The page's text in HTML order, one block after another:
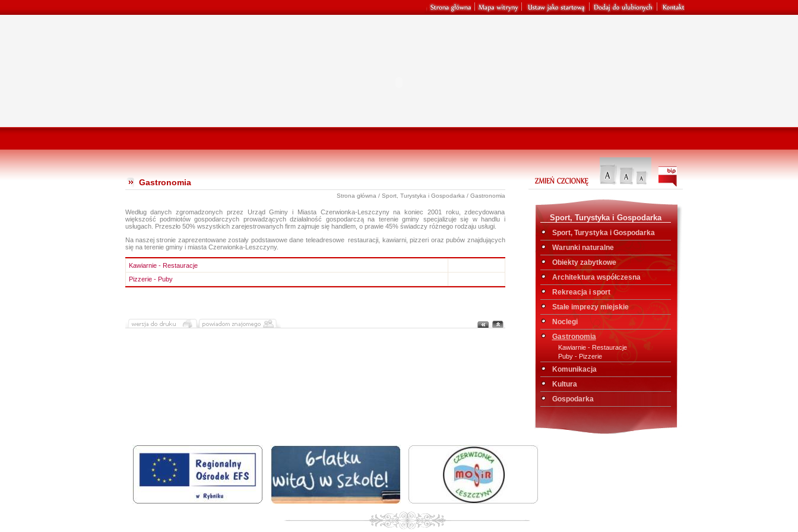
Gastronomia
Strona główna / Sport, Turystyka i Gospodarka / Gastronomia
Według danych zgromadzonych przez Urząd Gminy i Miasta Czerwionka-Leszczyny na koniec 2001 roku, zdecydowana
większość podmiotów gospodarczych prowadzących działalność gospodarczą na terenie gminy specjalizuje się w handlu i
usługach. Przeszło 50% wszystkich zarejestrowanych firm zajmuje się handlem, o prawie 45% świadczy różnego rodzaju usługi.
Na naszej stronie zaprezentowane zostały podstawowe dane teleadresowe restauracji, kawiarni, pizzeri oraz pubów znajdujących
się na terenie gminy i miasta Czerwionka-Leszczyny.
Kawiarnie - Restauracje
Pizzerie - Puby
Sport, Turystyka i Gospodarka
Sport, Turystyka i Gospodarka
Warunki naturalne
Obiekty zabytkowe
Architektura współczesna
Rekreacja i sport
Stałe imprezy miejskie
Noclegi
Gastronomia
Kawiarnie - Restauracje
Puby - Pizzerie
Komunikacja
Kultura
Gospodarka